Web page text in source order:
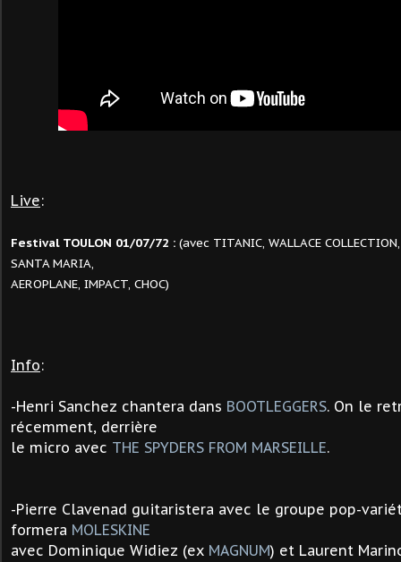
Live:
Festival TOULON 01/07/72 : (avec TITANIC, WALLACE
SANTA MARIA,
AEROPLANE, IMPACT, CHOC)
Info:
-Henri Sanchez chantera dans BOOTLEGGERS. On le
récemment, derrière
le micro avec THE SPYDERS FROM MARSEILLE.
-Pierre Clavenad guitaristera avec le groupe pop-
formera MOLESKINE
avec Dominique Widiez (ex MAGNUM) et Laurent